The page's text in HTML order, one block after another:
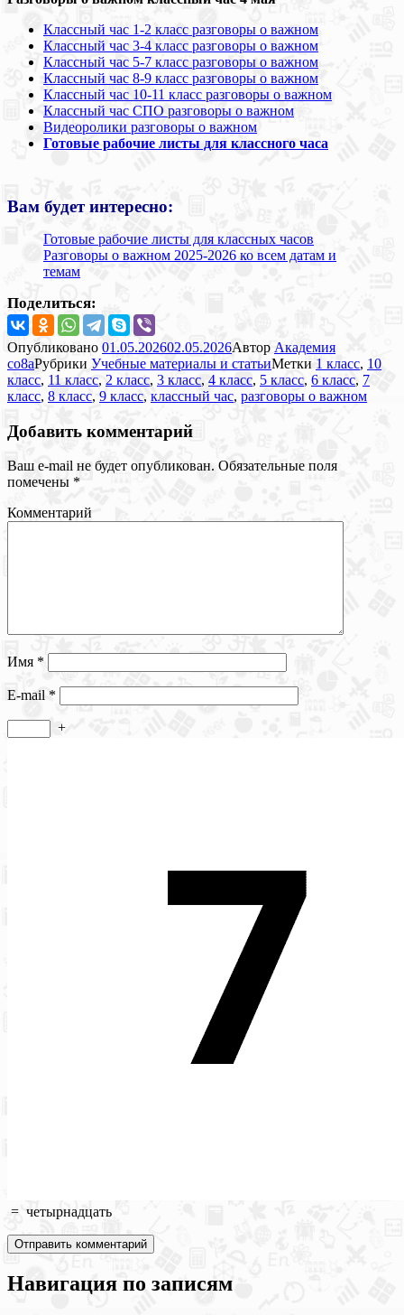
Классный час 1-2 класс разговоры о важном
Классный час 3-4 класс разговоры о важном
Классный час 5-7 класс разговоры о важном
Классный час 8-9 класс разговоры о важном
Классный час 10-11 класс разговоры о важном
Классный час СПО разговоры о важном
Видеоролики разговоры о важном
Готовые рабочие листы для классного часа
Вам будет интересно:
Готовые рабочие листы для классных часов
Разговоры о важном 2025-2026 ко всем датам и
темам
Поделиться:
Опубликовано 01.05.202602.05.2026Автор Академия
co8aРубрики Учебные материалы и статьиМетки 1 класс, 10
класс, 11 класс, 2 класс, 3 класс, 4 класс, 5 класс, 6 класс, 7
класс, 8 класс, 9 класс, классный час, разговоры о важном
Добавить комментарий
Ваш e-mail не будет опубликован. Обязательные поля
помечены *
Комментарий
Имя *
E-mail *
+
= четырнадцать
Навигация по записям